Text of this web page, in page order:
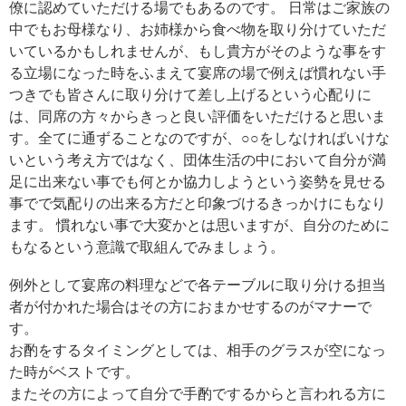
僚に認めていただける場でもあるのです。 日常はご家族の
中でもお母様なり、お姉様から食べ物を取り分けていただ
いているかもしれませんが、もし貴方がそのような事をす
る立場になった時をふまえて宴席の場で例えば慣れない手
つきでも皆さんに取り分けて差し上げるという心配りに
は、同席の方々からきっと良い評価をいただけると思いま
す。全てに通ずることなのですが、○○をしなければいけな
いという考え方ではなく、団体生活の中において自分が満
足に出来ない事でも何とか協力しようという姿勢を見せる
事でで気配りの出来る方だと印象づけるきっかけにもなり
ます。 慣れない事で大変かとは思いますが、自分のために
もなるという意識で取組んでみましょう。
例外として宴席の料理などで各テーブルに取り分ける担当
者が付かれた場合はその方におまかせするのがマナーで
す。
お酌をするタイミングとしては、相手のグラスが空になっ
た時がベストです。
またその方によって自分で手酌でするからと言われる方に